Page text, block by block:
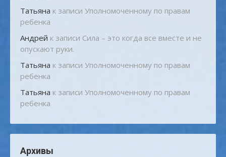
Татьяна к записи Уполномоченному по правам
ребенка
Андрей к записи Сила – это когда все вместе и не
опускают руки.
Татьяна к записи Уполномоченному по правам
ребенка
Татьяна к записи Уполномоченному по правам
ребенка
Архивы